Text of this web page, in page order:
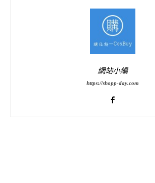
網站小編
https://shopp-day.com